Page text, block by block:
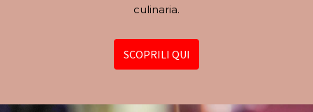
culinaria.
SCOPRILI QUI